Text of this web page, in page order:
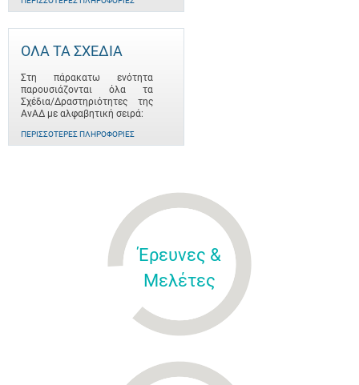
ΟΛΑ ΤΑ ΣΧΕΔΙΑ
Στη πάρακατω ενότητα
παρουσιάζονται όλα τα
Σχέδια/Δραστηριότητες της
ΑνΑΔ με αλφαβητική σειρά:
ΠΕΡΙΣΣΌΤΕΡΕΣ ΠΛΗΡΟΦΟΡΊΕΣ
Έρευνες &
Μελέτες